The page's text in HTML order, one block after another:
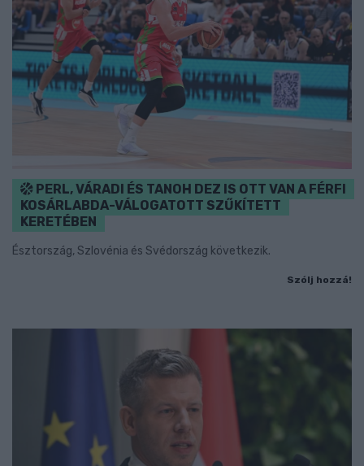
PERL, VÁRADI ÉS TANOH DEZ IS OTT VAN A FÉRFI
KOSÁRLABDA-VÁLOGATOTT SZŰKÍTETT
KERETÉBEN
Észtország, Szlovénia és Svédország következik.
Szólj hozzá!